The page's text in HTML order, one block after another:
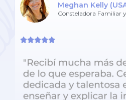
Meghan Kelly
Consteladora Familiar
